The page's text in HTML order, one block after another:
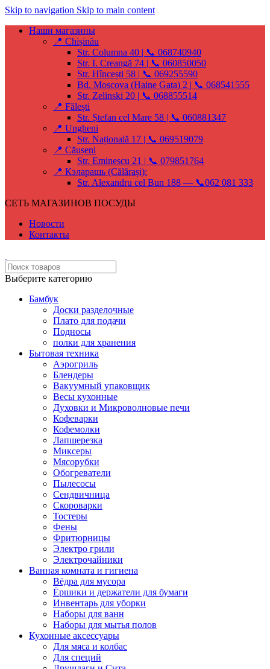
Skip to navigation Skip to main content
Наши магазины
📍 Chișinău
Str. Columna 40 | 📞 068740940
Str. I. Creangă 74 | 📞 060850050
Str. Hîncești 58 | 📞 069255590
Bd. Moscova (Haine Gata) 2 | 📞 068541555
Str. Zelinski 20 | 📞 068855514
📍 Fălești
Str. Ștefan cel Mare 58 | 📞 060881347
📍 Ungheni
Str. Națională 17 | 📞 069519079
📍 Căușeni
Str. Eminescu 21 | 📞 079851764
📍 Кэларашь (Călărași):
Str. Alexandru cel Bun 188 — 📞062 081 333
СЕТЬ МАГАЗИНОВ ПОСУДЫ
Новости
Контакты
Выберите категорию
Бамбук
Доски разделочные
Плато для подачи
Подносы
полки для хранения
Бытовая техника
Аэрогриль
Блендеры
Вакуумный упаковщик
Весы кухонные
Духовки и Микроволновые печи
Кофеварки
Кофемолки
Лапшерезка
Миксеры
Мясорубки
Обогреватели
Пылесосы
Сендвичница
Скороварки
Тостеры
Фены
Фритюрницы
Электро грили
Электрочайники
Ванная комната и гигиена
Вёдра для мусора
Ёршики и держатели для бумаги
Инвентарь для уборки
Наборы для ванн
Наборы для мытья полов
Кухонные аксессуары
Для мяса и колбас
Для специй